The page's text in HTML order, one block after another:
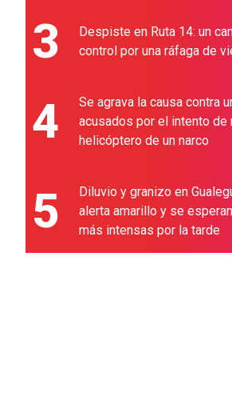
3
Despiste en Ruta 14: un
control por una ráfaga de
4
Se agrava la causa contra
acusados por el intento de
helicóptero de un narco
5
Diluvio y granizo en
alerta amarillo y se
más intensas por la tarde